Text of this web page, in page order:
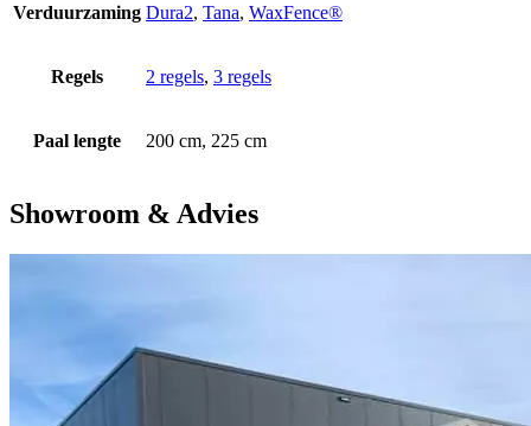
Verduurzaming Dura2, Tana, WaxFence®
Regels 2 regels, 3 regels
Paal lengte 200 cm, 225 cm
Showroom & Advies